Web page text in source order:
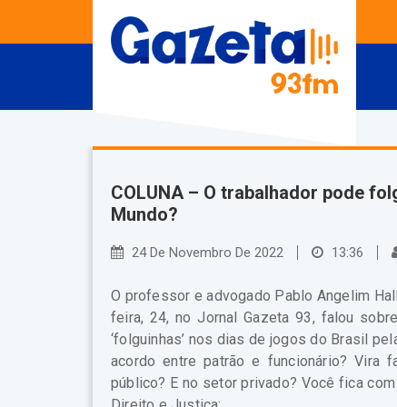
COLUNA – O trabalhador pode
Mundo?
24 De Novembro De 2022 13:36
O professor e advogado Pablo Angelim
feira, 24, no Jornal Gazeta 93, falou
‘folguinhas’ nos dias de jogos do Brasil
acordo entre patrão e funcionário? Vira
público? E no setor privado? Você fica